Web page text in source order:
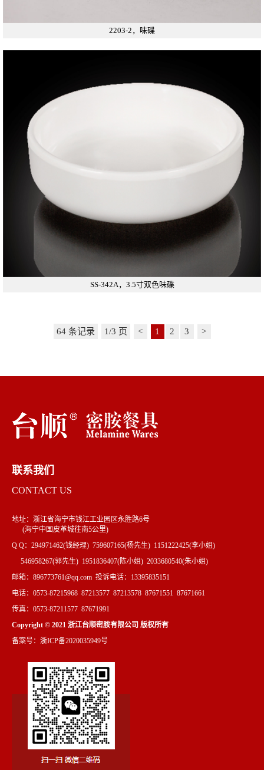
2203-2，味碟
SS-342A，3.5寸双色味碟
64 条记录 1/3 页 < 1 2 3 >
联系我们
CONTACT US
地址：浙江省海宁市钱江工业园区永胜路6号
(海宁中国皮革城往南5公里)
Q Q：294971462(钱经理) 759607165(杨先生) 1151222425(李小姐)
546958267(郭先生) 1951836407(陈小姐) 2033680540(朱小姐)
邮箱：896773761@qq.com 投诉电话：13395835151
电话：0573-87215968 87213577 87213578 87671551 87671661
传真：0573-87211577 87671991
Copyright © 2021 浙江台顺密胺有限公司 版权所有
备案号：浙ICP备2020035949号